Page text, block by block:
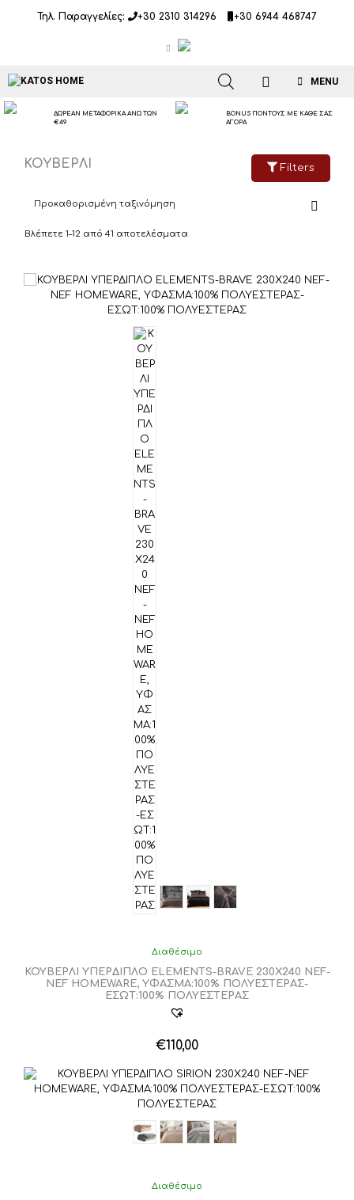
Τηλ. Παραγγελίες: +30 2310 314296 +30 6944 468747
MENU
ΔΩΡΕΑΝ ΜΕΤΑΦΟΡΙΚΑ ΑΝΩ ΤΩΝ
€49
BONUS ΠΟΝΤΟΥΣ ΜΕ ΚΑΘΕ ΣΑΣ
ΑΓΟΡΑ
Filters
ΚΟΥΒΕΡΛΙ
Βλέπετε 1–12 από 41 αποτελέσματα
Διαθέσιμο
ΚΟΥΒΕΡΛΙ ΥΠΕΡΔΙΠΛΟ ELEMENTS-BRAVE 230X240 NEF-
NEF HOMEWARE, ΥΦΑΣΜΑ:100% ΠΟΛΥΕΣΤΕΡΑΣ-
ΕΣΩΤ:100% ΠΟΛΥΕΣΤΕΡΑΣ
€110,00
το
προϊόν
έχει
πολλαπλές
παραλλαγές.
μπορούν
Διαθέσιμο